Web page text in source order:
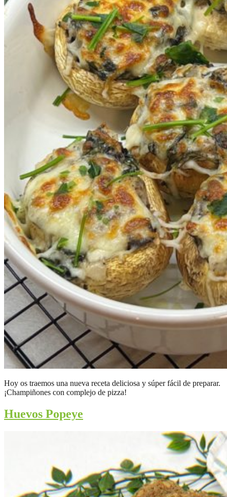
Hoy os traemos una nueva receta deliciosa y súper fácil de preparar.
¡Champiñones con complejo de pizza!
Huevos Popeye